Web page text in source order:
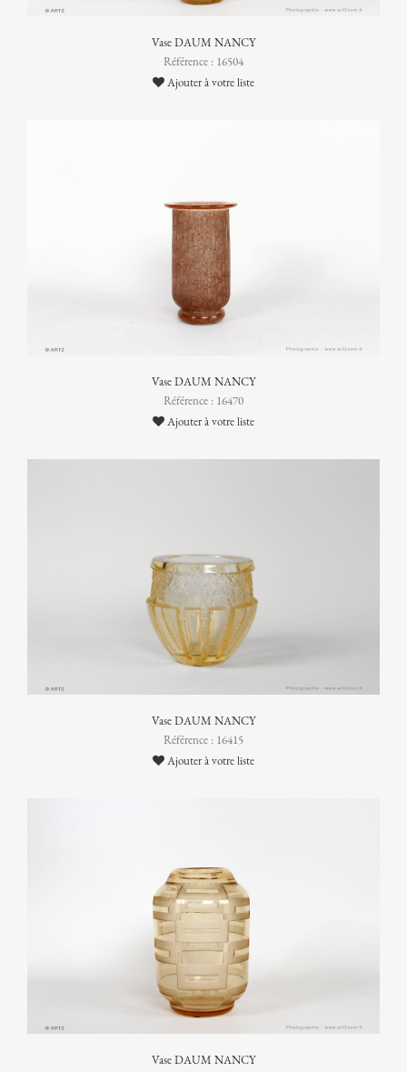
Vase DAUM NANCY
Référence : 16504
Ajouter à votre liste
Vase DAUM NANCY
Référence : 16470
Ajouter à votre liste
Vase DAUM NANCY
Référence : 16415
Ajouter à votre liste
Vase DAUM NANCY